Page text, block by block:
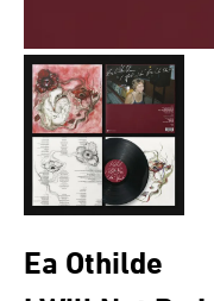
Ea Othilde